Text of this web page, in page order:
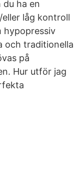
ha en
låg kontroll
hypopressiv
och traditionella
på
Hur utför jag